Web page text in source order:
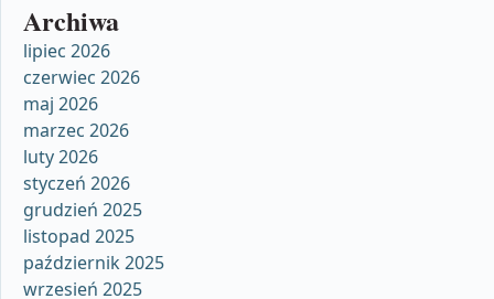
Archiwa
lipiec 2026
czerwiec 2026
maj 2026
marzec 2026
luty 2026
styczeń 2026
grudzień 2025
listopad 2025
październik 2025
wrzesień 2025